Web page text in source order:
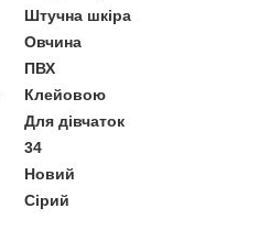
Штучна шкіра
Овчина
ПВХ
Клейовою
Для дівчаток
34
Новий
Сірий